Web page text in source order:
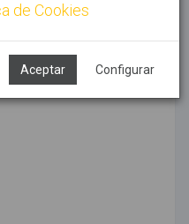
de Cookies
Aceptar Configurar